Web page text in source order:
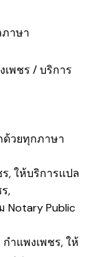
ภาษา
พชร / บริการ
ด้วยทุกภาษา
, ให้บริการแปล
,
Notary Public
ำแพงเพชร, ให้